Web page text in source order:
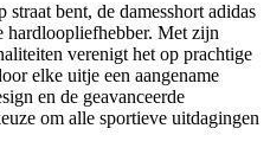
bent, de damesshort adidas
hardloopliefhebber. Met zijn
verenigt het op prachtige
elke uitje een aangename
en de geavanceerde
om alle sportieve uitdagingen